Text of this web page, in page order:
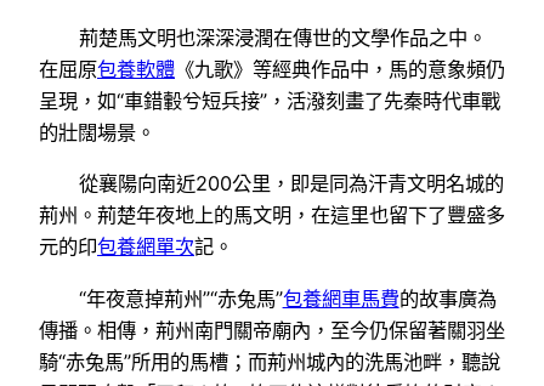
荊楚馬文明也深深浸潤在傳世的文學作品之中。
在屈原包養軟體 《九歌》等經典作品中，馬的意象頻仍
呈現，如“車錯轂兮短兵接”，活潑刻畫了先秦時代車戰
的壯闊場景。
從襄陽向南近200公里，即是同為汗青文明名城的
荊州。荊楚年夜地上的馬文明，在這里也留下了豐盛多
元的印包養網單次記。
“年夜意掉荊州”“赤兔馬”包養網車馬費的故事廣為
傳播。相傳，荊州南門關帝廟內，至今仍保留著關羽坐
騎“赤兔馬”所用的馬槽；而荊州城內的洗馬池畔，聽說